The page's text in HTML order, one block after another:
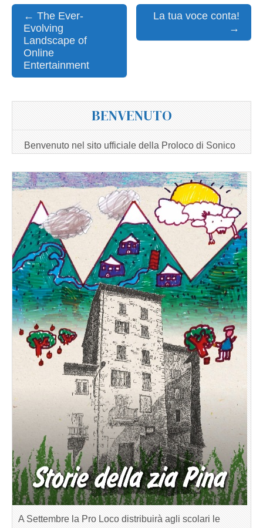
Post
navigation
← The Ever-
Evolving
Landscape of
Online
Entertainment
La tua voce conta!
→
BENVENUTO
Benvenuto nel sito ufficiale della Proloco di Sonico
A Settembre la Pro Loco distribuirà agli scolari le